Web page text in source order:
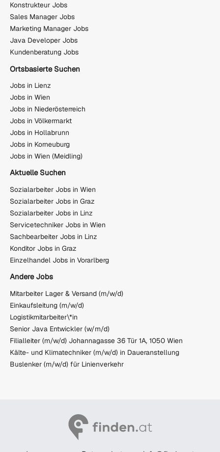
Konstrukteur Jobs
Sales Manager Jobs
Marketing Manager Jobs
Java Developer Jobs
Kundenberatung Jobs
Ortsbasierte Suchen
Jobs in Lienz
Jobs in Wien
Jobs in Niederösterreich
Jobs in Völkermarkt
Jobs in Hollabrunn
Jobs in Korneuburg
Jobs in Wien (Meidling)
Aktuelle Suchen
Sozialarbeiter Jobs in Wien
Sozialarbeiter Jobs in Graz
Sozialarbeiter Jobs in Linz
Servicetechniker Jobs in Wien
Sachbearbeiter Jobs in Linz
Konditor Jobs in Graz
Einzelhandel Jobs in Vorarlberg
Andere Jobs
Mitarbeiter Lager & Versand (m/w/d)
Einkaufsleitung (m/w/d)
Logistikmitarbeiter\*in
Senior Java Entwickler (w/m/d)
Filialleiter (m/w/d) Johannagasse 36 Tür 1A, 1050 Wien
Kälte- und Klimatechniker (m/w/d) in Daueranstellung
Buslenker (m/w/d) für Linienverkehr